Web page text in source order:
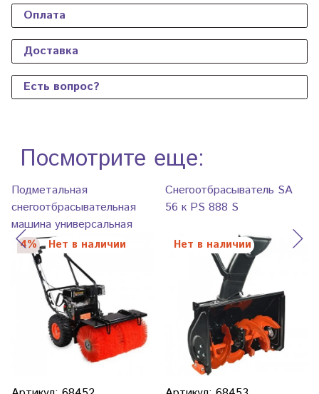
Оплата
Доставка
Есть вопрос?
Посмотрите еще:
Подметальная
снегоотбрасывательная
машина универсальная
PATRIOT PS 888 S
4% Нет в наличии
Снегоотбрасыватель SA
56 к PS 888 S
Нет в наличии